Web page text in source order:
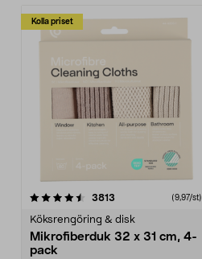
Kolla priset
3813 (9,97/st)
Köksrengöring & disk
Mikrofiberduk 32 x 31 cm, 4-
pack
4.0av 5 stjärnor